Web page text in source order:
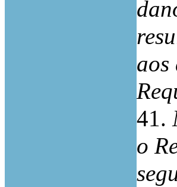
aos
41.
o